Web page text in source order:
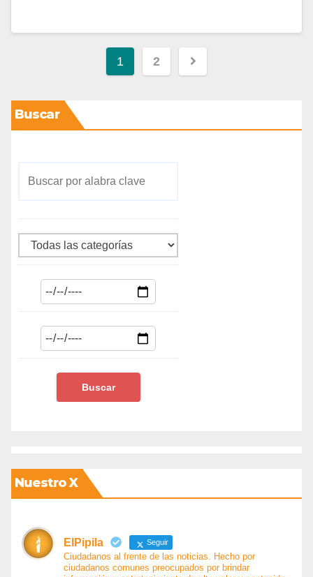
1 2
Buscar
Nuestro X
ElPipila Seguir
Ciudadanos al frente de las noticias. Hecho por
ciudadanos comunes preocupados por brindar